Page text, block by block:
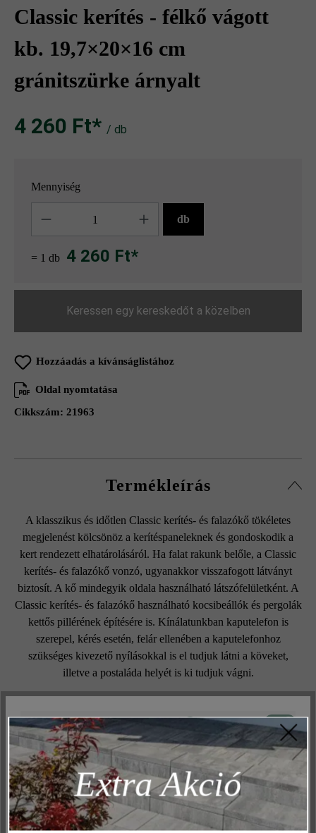
Classic kerítés - félkő vágott
kb. 19,7×20×16 cm
gránitszürke árnyalt
4 260 Ft‎‎‎* / db
Mennyiség
db
= 1 db 4 260 Ft*
Keressen egy kereskedőt a közelben
Hozzáadás a kívánságlistához
Oldal nyomtatása
Cikkszám: 21963
Termékleírás
A klasszikus és időtlen Classic kerítés- és falazókő tökéletes
megjelenést kölcsönöz a kerítéspaneleknek és gondoskodik a
kert rendezett elhatárolásáról. Ha falat rakunk belőle, a Classic
kerítés- és falazókő vonzó, ugyanakkor visszafogott látványt
biztosít. A kő mindegyik oldala használható látszófelületként. A
Classic kerítés- és falazókő használható kocsibeállók és pergolák
kettős pillérének építésére is. Kínálatunkban kaputelefon is
szerepel, kérés esetén, felár ellenében a kaputelefonhoz
szükséges kivezető nyílásokkal is el tudjuk látni a köveket,
illetve a postaláda helyét is ki tudjuk vágni.
Felületi struktúra:
sima
Szín:
gránitszürke árnyalt
Műszakilag és működéshez szükséges Aktív
Marketing Inaktív
Elemzés Inaktív
Kényelem (weboldal működése) Inaktív
Extra Akció